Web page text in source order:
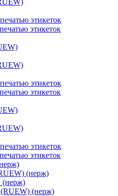
этикеток
этикеток
этикеток
этикеток
этикеток
этикеток
(нерж)
(нерж)
(нерж)